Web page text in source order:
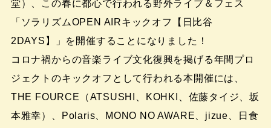
堂）、この春に都心で行われる野外ライブ＆フェス
「ソラリズムOPEN AIRキックオフ【日比谷
2DAYS】」を開催することになりました！
コロナ禍からの音楽ライブ文化復興を掲げる年間プロ
ジェクトのキックオフとして行われる本開催には、
THE FOURCE（ATSUSHI、KOHKI、佐藤タイジ、坂
本雅幸）、Polaris、MONO NO AWARE、jizue、日食